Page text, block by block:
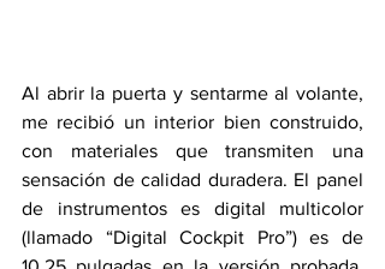
Al abrir la puerta y sentarme al volante,
me recibió un interior bien construido,
con materiales que transmiten una
sensación de calidad duradera. El panel
de instrumentos es digital multicolor
(llamado “Digital Cockpit Pro”) es de